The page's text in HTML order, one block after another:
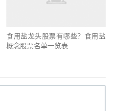
食用盐龙头股票有哪些？食用盐
概念股票名单一览表